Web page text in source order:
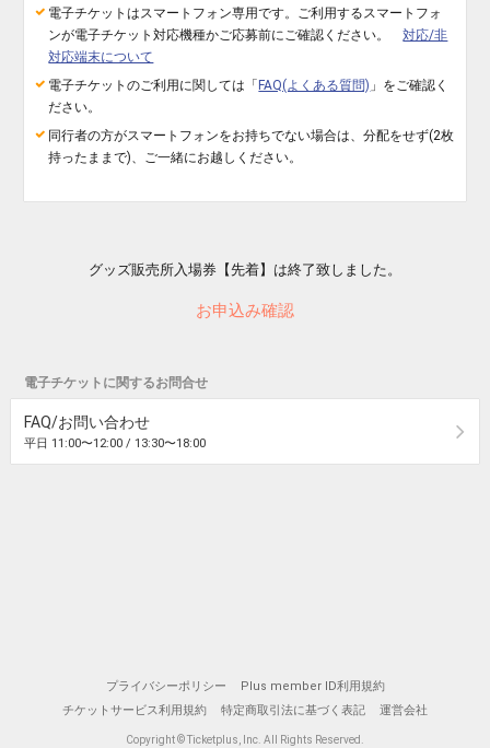
電子チケットはスマートフォン専用です。ご利用するスマートフォ
ンが電子チケット対応機種かご応募前にご確認ください。対応/非
対応端末について
電子チケットのご利用に関しては「 FAQ(よくある質問) 」をご確認く
ださい。
同行者の方がスマートフォンをお持ちでない場合は、分配をせず(2枚
持ったままで)、ご一緒にお越しください。
グッズ販売所入場券【先着】は終了致しました。
お申込み確認
電子チケットに関するお問合せ
FAQ/お問い合わせ
平日 11:00〜12:00 / 13:30〜18:00
プライバシーポリシー
Plus member ID利用規約
チケットサービス利用規約
特定商取引法に基づく表記 運営会社
Copyright © Ticketplus, Inc. All Rights Reserved.